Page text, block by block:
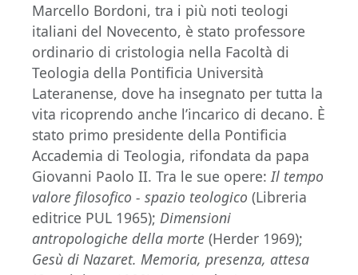
Marcello Bordoni, tra i più noti teologi
italiani del Novecento, è stato professore
ordinario di cristologia nella Facoltà di
Teologia della Pontificia Università
Lateranense, dove ha insegnato per tutta la
vita ricoprendo anche l’incarico di decano. È
stato primo presidente della Pontificia
Accademia di Teologia, rifondata da papa
Giovanni Paolo II. Tra le sue opere:Il tempo
valore filosofico - spazio teologico (Libreria
editrice PUL 1965); Dimensioni
antropologiche della morte (Herder 1969);
Gesù di Nazaret. Memoria, presenza, attesa